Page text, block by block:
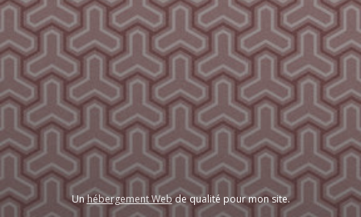
Unhébergement Webde qualité pour mon site.